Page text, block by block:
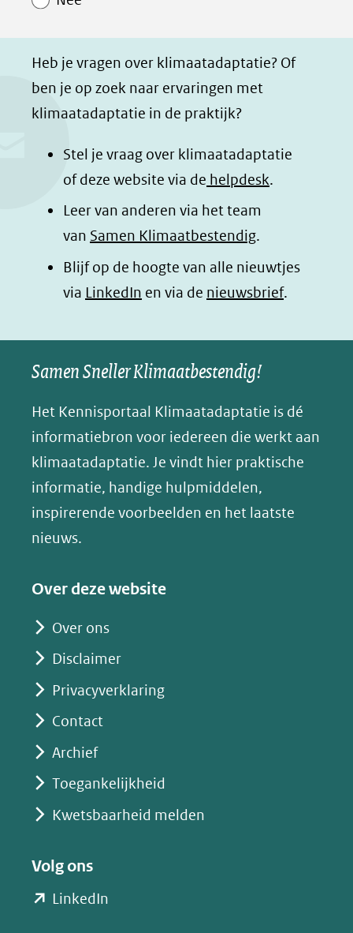
a
b
o
o
(opent
in
nieuw
venster)
naar
een
website)
d
I
(opent
in
nieuw
venster)
naar
een
website)
h
t
a
p
(opent
in
nieuw
venster)
naar
een
website)
n
d
l
e
p
B
l
e
s
y
(opent
in
nieuw
venster)
Heb je vragen over klimaatadaptatie? Of
ben je op zoek naar ervaringen met
klimaatadaptatie in de praktijk?
Stel je vraag over klimaatadaptatie
of deze website via de helpdesk.
Leer van anderen via het team
van Samen Klimaatbestendig.
Blijf op de hoogte van alle nieuwtjes
via LinkedIn (opent
nieuw
venster)
naar
een
andere
website)
en via de nieuwsbrief.
Samen Sneller Klimaatbestendig!
Het Kennisportaal Klimaatadaptatie is dé
informatiebron voor iedereen die werkt aan
klimaatadaptatie. Je vindt hier praktische
informatie, handige hulpmiddelen,
inspirerende voorbeelden en het laatste
nieuws.
Over deze website
Over ons
Disclaimer
Privacyverklaring
Contact
Archief
Toegankelijkheid
Kwetsbaarheid melden
Volg ons
LinkedIn